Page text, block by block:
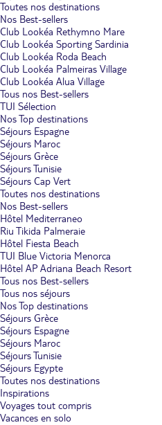
Toutes nos destinations
Nos Best-sellers
Club Lookéa Rethymno Mare
Club Lookéa Sporting Sardinia
Club Lookéa Roda Beach
Club Lookéa Palmeiras Village
Club Lookéa Alua Village
Tous nos Best-sellers
TUI Sélection
Nos Top destinations
Séjours Espagne
Séjours Maroc
Séjours Grèce
Séjours Tunisie
Séjours Cap Vert
Toutes nos destinations
Nos Best-sellers
Hôtel Mediterraneo
Riu Tikida Palmeraie
Hôtel Fiesta Beach
TUI Blue Victoria Menorca
Hôtel AP Adriana Beach Resort
Tous nos Best-sellers
Tous nos séjours
Nos Top destinations
Séjours Grèce
Séjours Espagne
Séjours Maroc
Séjours Tunisie
Séjours Egypte
Toutes nos destinations
Inspirations
Voyages tout compris
Vacances en solo